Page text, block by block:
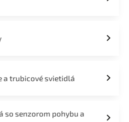
a trubicové svietidlá
so senzorom pohybu a